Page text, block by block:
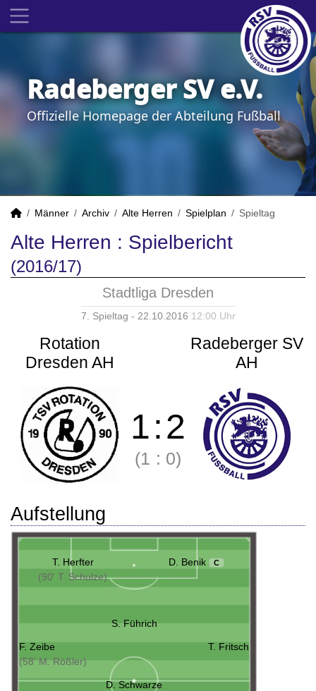
Radeberger SV e.V.
Offizielle Homepage der Abteilung Fußball
Männer Archiv Alte Herren Spielplan Spieltag
Alte Herren : Spielbericht
(2016/17)
Stadtliga Dresden
7. Spieltag - 22.10.2016 12:00 Uhr
Rotation
Dresden AH
Radeberger SV
AH
1:2
(1 : 0)
Aufstellung
T. Herfter
(90' T. Schulze)
D. Benik C
S. Führich
F. Zeibe
(58' M. Rößler)
T. Fritsch
D. Schwarze